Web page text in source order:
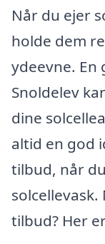
Når du ejer
holde dem
ydeevne. En
Snoldelev
dine
altid en god
tilbud, når
tilbud? Her